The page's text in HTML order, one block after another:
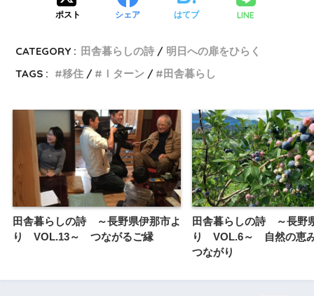
ポスト シェア はてブ LINE
CATEGORY : 田舎暮らしの詩
明日への扉をひらく
TAGS :
移住 Ｉターン 田舎暮らし
田舎暮らしの詩 ～長野県伊那市よ
り VOL.13～ つながるご縁
田舎暮らしの詩 ～長野
り VOL.6～ 自然の恵
つながり